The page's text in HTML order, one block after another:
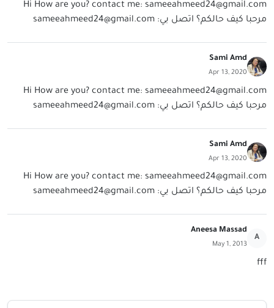
Hi How are you? contact me: sameeahmeed24@gmail.com
مرحبا كيف حالكم؟ اتصل بي: sameeahmeed24@gmail.com
Sami Amd
Apr 13, 2020
Hi How are you? contact me: sameeahmeed24@gmail.com
مرحبا كيف حالكم؟ اتصل بي: sameeahmeed24@gmail.com
Sami Amd
Apr 13, 2020
Hi How are you? contact me: sameeahmeed24@gmail.com
مرحبا كيف حالكم؟ اتصل بي: sameeahmeed24@gmail.com
A
Aneesa Massad
May 1, 2013
fff